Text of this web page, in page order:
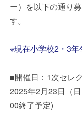
ー）を以下の通り
す。
※現在小学校2・3
■開催日：1次セレ
2025年2月23日（
00終了予定)